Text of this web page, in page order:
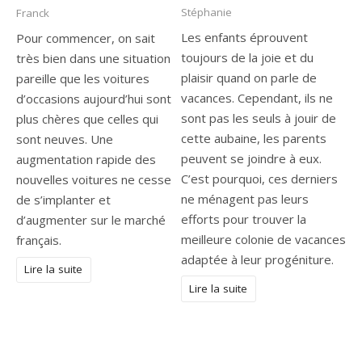
Franck
Pour commencer, on sait
très bien dans une situation
pareille que les voitures
d’occasions aujourd’hui sont
plus chères que celles qui
sont neuves. Une
augmentation rapide des
nouvelles voitures ne cesse
de s’implanter et
d’augmenter sur le marché
français.
Lire la suite
Stéphanie
Les enfants éprouvent
toujours de la joie et du
plaisir quand on parle de
vacances. Cependant, ils ne
sont pas les seuls à jouir de
cette aubaine, les parents
peuvent se joindre à eux.
C’est pourquoi, ces derniers
ne ménagent pas leurs
efforts pour trouver la
meilleure colonie de vacances
adaptée à leur progéniture.
Lire la suite